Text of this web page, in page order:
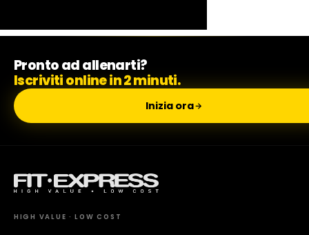
Milano Missaglia
Lido di Camaiore
Pronto ad allenarti?
Iscriviti online in 2 minuti.
Inizia ora
HIGH VALUE · LOW COST